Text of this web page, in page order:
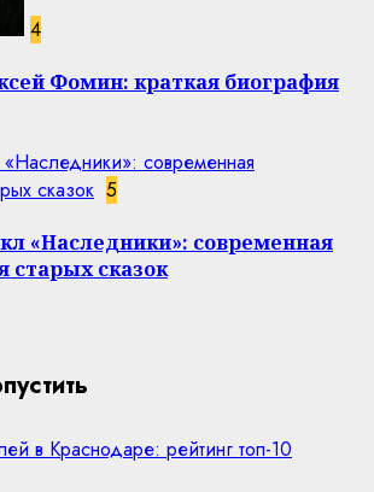
4
Фомин: краткая биография
современная
сказок 5
«Наследники»: современная
старых сказок
в Краснодаре: рейтинг топ-10